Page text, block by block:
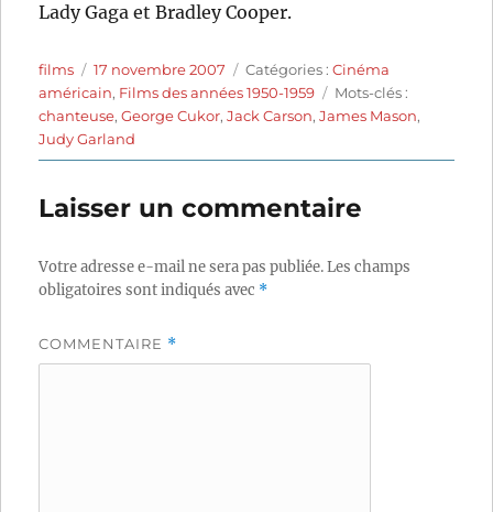
Lady Gaga et Bradley Cooper.
Auteur
films
Publié
le
17 novembre 2007 Catégories
Catégories :Cinéma
américain, Films des années 1950-1959 Étiquettes
Mots-clés :
chanteuse,George Cukor,Jack Carson,James Mason,
Judy Garland
Laisser un commentaire
Votre adresse e-mail ne sera pas publiée.Les champs
obligatoires sont indiqués avec *
COMMENTAIRE *